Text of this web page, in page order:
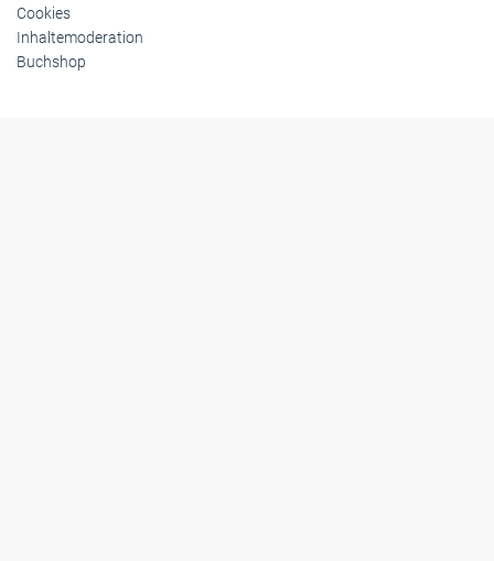
Cookies
Inhaltemoderation
Buchshop